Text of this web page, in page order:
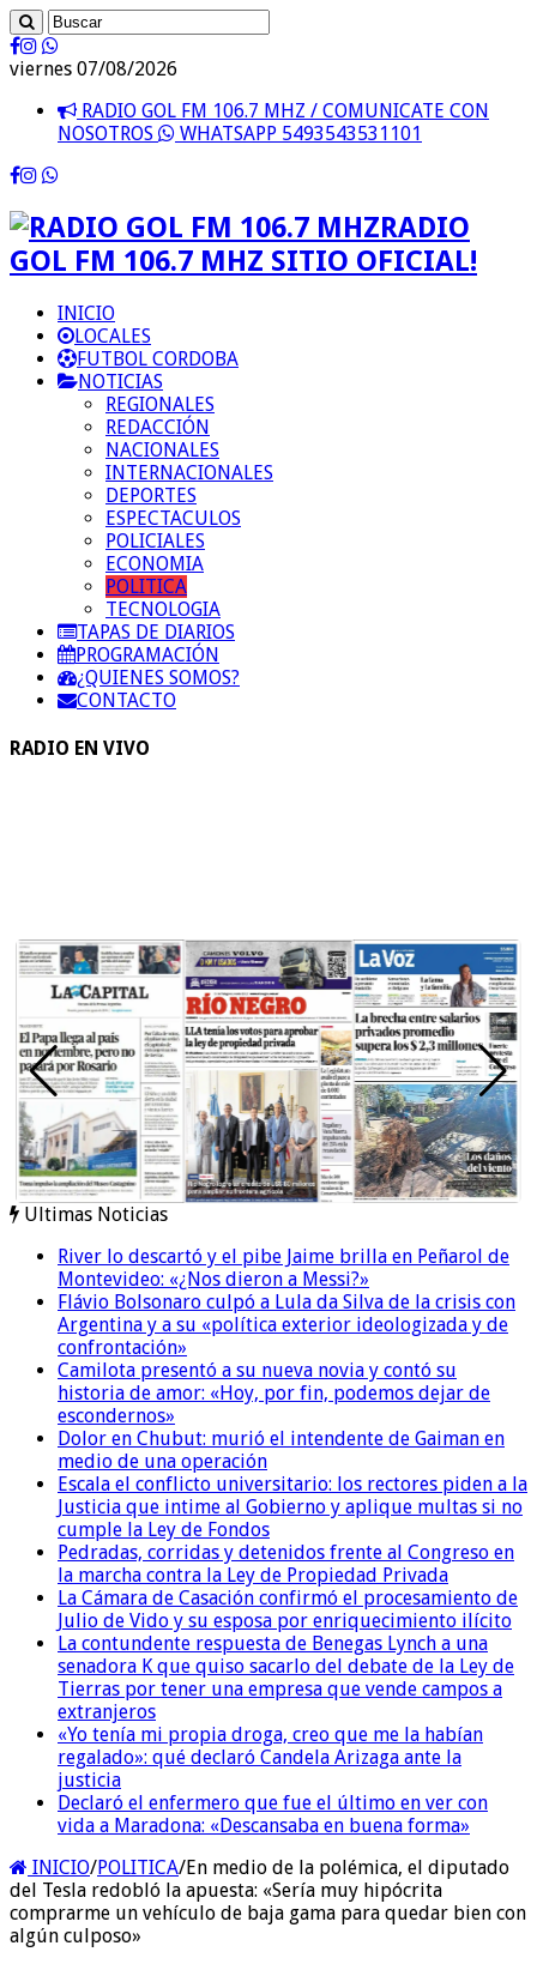
viernes 07/08/2026
RADIO GOL FM 106.7 MHZ / COMUNICATE CON
NOSOTROS
WHATSAPP 5493543531101
RADIO
GOL FM 106.7 MHZ SITIO OFICIAL!
INICIO
LOCALES
FUTBOL CORDOBA
NOTICIAS
REGIONALES
REDACCIÓN
NACIONALES
INTERNACIONALES
DEPORTES
ESPECTACULOS
POLICIALES
ECONOMIA
POLITICA
TECNOLOGIA
TAPAS DE DIARIOS
PROGRAMACIÓN
¿QUIENES SOMOS?
CONTACTO
RADIO EN VIVO
Ultimas Noticias
River lo descartó y el pibe Jaime brilla en Peñarol de
Montevideo: «¿Nos dieron a Messi?»
Flávio Bolsonaro culpó a Lula da Silva de la crisis con
Argentina y a su «política exterior ideologizada y de
confrontación»
Camilota presentó a su nueva novia y contó su
historia de amor: «Hoy, por fin, podemos dejar de
escondernos»
Dolor en Chubut: murió el intendente de Gaiman en
medio de una operación
Escala el conflicto universitario: los rectores piden a la
Justicia que intime al Gobierno y aplique multas si no
cumple la Ley de Fondos
Pedradas, corridas y detenidos frente al Congreso en
la marcha contra la Ley de Propiedad Privada
La Cámara de Casación confirmó el procesamiento de
Julio de Vido y su esposa por enriquecimiento ilícito
La contundente respuesta de Benegas Lynch a una
senadora K que quiso sacarlo del debate de la Ley de
Tierras por tener una empresa que vende campos a
extranjeros
«Yo tenía mi propia droga, creo que me la habían
regalado»: qué declaró Candela Arizaga ante la
justicia
Declaró el enfermero que fue el último en ver con
vida a Maradona: «Descansaba en buena forma»
INICIO/POLITICA/En medio de la polémica, el diputado
del Tesla redobló la apuesta: «Sería muy hipócrita
comprarme un vehículo de baja gama para quedar bien con
algún culposo»